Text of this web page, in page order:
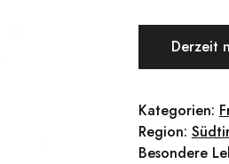
Derzeit
Kategorien:
Region:
Besondere